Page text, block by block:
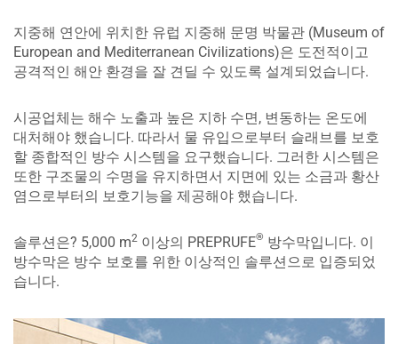
지중해 연안에 위치한 유럽 지중해 문명 박물관 (Museum of
European and Mediterranean Civilizations)은 도전적이고
공격적인 해안 환경을 잘 견딜 수 있도록 설계되었습니다.
시공업체는 해수 노출과 높은 지하 수면, 변동하는 온도에
대처해야 했습니다. 따라서 물 유입으로부터 슬래브를 보호
할 종합적인 방수 시스템을 요구했습니다. 그러한 시스템은
또한 구조물의 수명을 유지하면서 지면에 있는 소금과 황산
염으로부터의 보호기능을 제공해야 했습니다.
솔루션은? 5,000 m2 이상의 PREPRUFE® 방수막입니다. 이
방수막은 방수 보호를 위한 이상적인 솔루션으로 입증되었
습니다.